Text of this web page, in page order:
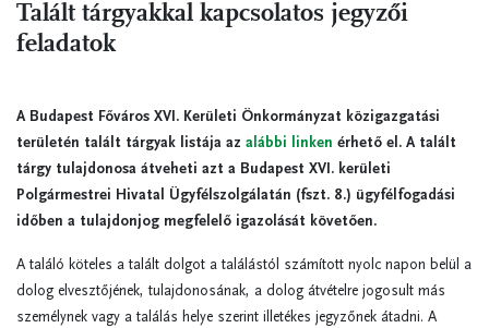
Talált tárgyakkal kapcsolatos jegyzői
feladatok
A Budapest Főváros XVI. Kerületi Önkormányzat közigazgatási
területén talált tárgyak listája az alábbi linken érhető el. A talált
tárgy tulajdonosa átveheti azt a Budapest XVI. kerületi
Polgármestrei Hivatal Ügyfélszolgálatán (fszt. 8.) ügyfélfogadási
időben a tulajdonjog megfelelő igazolását követően.
A találó köteles a talált dolgot a találástól számított nyolc napon belül a
dolog elvesztőjének, tulajdonosának, a dolog átvételre jogosult más
személynek vagy a találás helye szerint illetékes jegyzőnek átadni. A